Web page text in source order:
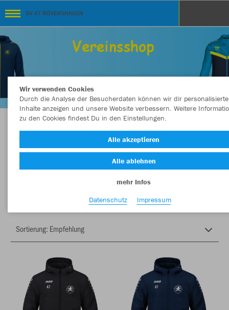
SV 47 RÖVERSHAGEN
Herzlich Willkommen im Teamshop SV 47
RÖVERSHAGEN
Wir verwenden Cookies
Durch die Analyse der Besucherdaten können wir dir personalisierte
Inhalte anzeigen und unsere Website verbessern. Weitere
zu den Cookies findest Du in den Einstellungen.
Alle akzeptieren
Alle ablehnen
mehr Infos
Datenschutz
Impressum